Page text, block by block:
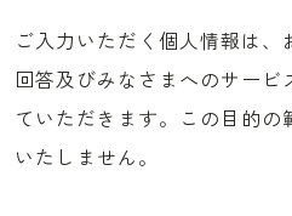
ご入力いただく個人情報は
回答及びみなさまへのサー
ていただきます。この目的の
いたしません。